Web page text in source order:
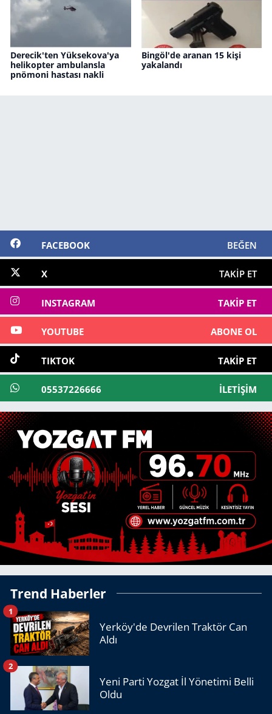
Derecik'ten Yüksekova'ya
helikopter ambulansla
pnömoni hastası nakli
Bingöl'de aranan 15 kişi
yakalandı
FACEBOOK BEĞEN
X TAKIP ET
INSTAGRAM TAKIP ET
YOUTUBE ABONE OL
TIKTOK TAKIP ET
05537226666 İLETIŞIM
Trend Haberler
Yerköy'de Devrilen Traktör Can
Aldı
1
Yeni Parti Yozgat İl Yönetimi Belli
Oldu
2